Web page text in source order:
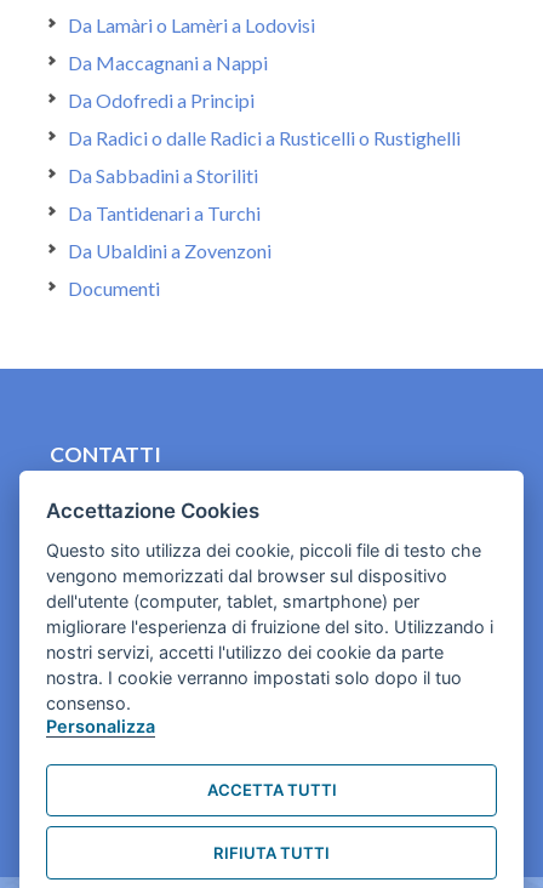
Da Lamàri o Lamèri a Lodovisi
Da Maccagnani a Nappi
Da Odofredi a Principi
Da Radici o dalle Radici a Rusticelli o Rustighelli
Da Sabbadini a Storiliti
Da Tantidenari a Turchi
Da Ubaldini a Zovenzoni
Documenti
CONTATTI
Cookies e informativa privacy
Accettazione Cookies
Questo sito utilizza dei cookie, piccoli file di testo che
vengono memorizzati dal browser sul dispositivo
dell'utente (computer, tablet, smartphone) per
migliorare l'esperienza di fruizione del sito. Utilizzando i
nostri servizi, accetti l'utilizzo dei cookie da parte
nostra. I cookie verranno impostati solo dopo il tuo
consenso.
Personalizza
ACCETTA TUTTI
RIFIUTA TUTTI